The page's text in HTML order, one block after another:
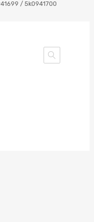
/ 5k0941700